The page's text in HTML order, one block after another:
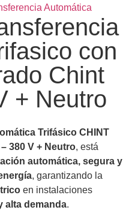
Automática
con
Chint
+ Neutro
Trifásico CHINT
– 380 V + Neutro, está
automática, segura y
, garantizando la
en instalaciones
alta demanda.